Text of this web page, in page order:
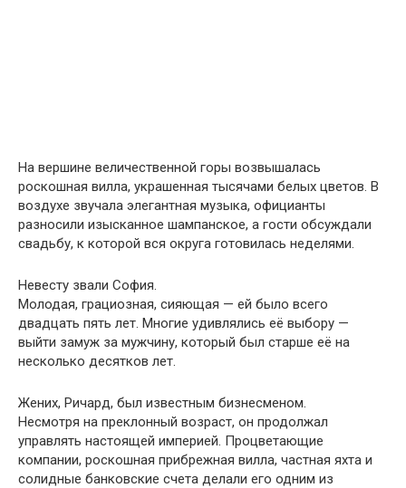
На вершине величественной горы возвышалась
роскошная вилла, украшенная тысячами белых цветов. В
воздухе звучала элегантная музыка, официанты
разносили изысканное шампанское, а гости обсуждали
свадьбу, к которой вся округа готовилась неделями.
Невесту звали София.
Молодая, грациозная, сияющая — ей было всего
двадцать пять лет. Многие удивлялись её выбору —
выйти замуж за мужчину, который был старше её на
несколько десятков лет.
Жених, Ричард, был известным бизнесменом.
Несмотря на преклонный возраст, он продолжал
управлять настоящей империей. Процветающие
компании, роскошная прибрежная вилла, частная яхта и
солидные банковские счета делали его одним из